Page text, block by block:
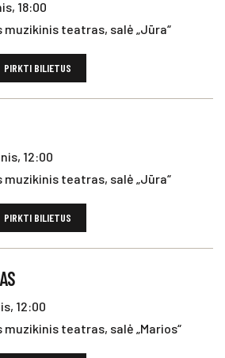
18:00
teatras, salė „Jūra“
PIRKTI BILIETUS
12:00
teatras, salė „Jūra“
PIRKTI BILIETUS
12:00
teatras, salė „Marios“